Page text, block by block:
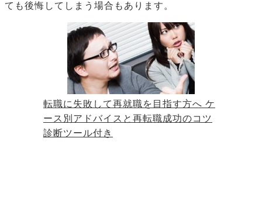
ても後悔してしまう場合もあります。
転職に失敗して再就職を目指す方へ ケ
ース別アドバイスと再転職成功のコツ
診断ツール付き